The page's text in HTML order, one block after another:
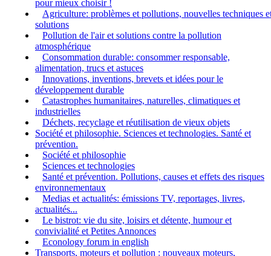
pour mieux choisir !
Agriculture: problèmes et pollutions, nouvelles techniques
solutions
Pollution de l'air et solutions contre la pollution
atmosphérique
Consommation durable: consommer responsable,
alimentation, trucs et astuces
Innovations, inventions, brevets et idées pour le
développement durable
Catastrophes humanitaires, naturelles, climatiques et
industrielles
Déchets, recyclage et réutilisation de vieux objets
Société et philosophie. Sciences et technologies. Santé et
prévention.
Société et philosophie
Sciences et technologies
Santé et prévention. Pollutions, causes et effets des risques
environnementaux
Medias et actualités: émissions TV, reportages, livres,
actualités...
Le bistrot: vie du site, loisirs et détente, humour et
convivialité et Petites Annonces
Econology forum in english
Transports, moteurs et pollution : nouveaux moteurs,